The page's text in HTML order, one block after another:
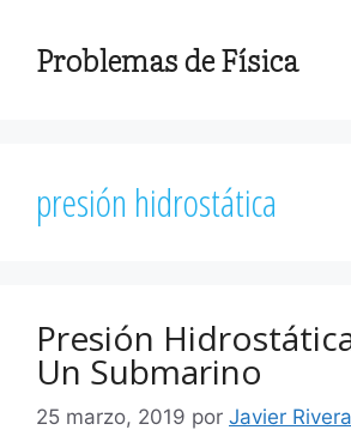
contenido
Problemas de Física
presión hidrostática
Presión
Un Submarino
25 marzo, 2019 por Javier Rivera